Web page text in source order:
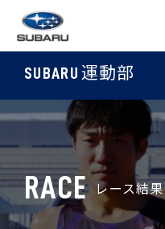
SUBARU 運動部
RACE レース結果